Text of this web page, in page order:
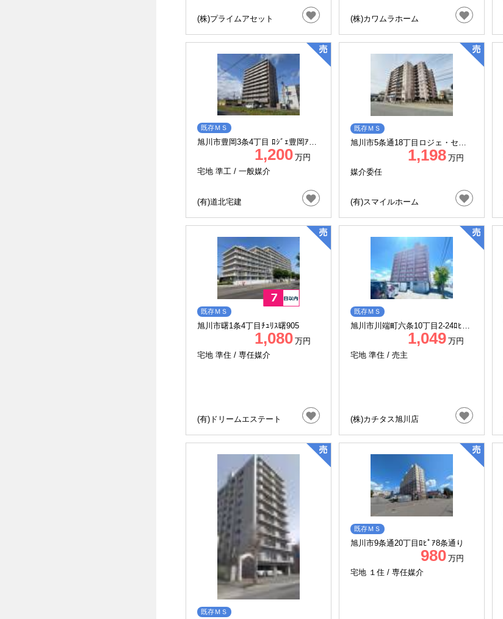
(株)プライムアセット (株)カワムラホーム
既存ＭＳ
旭川市豊岡3条4丁目 ﾛｼﾞｪ豊岡ｱﾍﾞ
1,200 万円
宅地 準工 / 一般媒介
(有)道北宅建
既存ＭＳ
旭川市5条通18丁目ロジェ・セラ5
1,198 万円
媒介委任
(有)スマイルホーム
既存ＭＳ
旭川市曙1条4丁目ﾁｭﾘｽ曙905
1,080 万円
宅地 準住 / 専任媒介
(有)ドリームエステート
既存ＭＳ
旭川市川端町六条10丁目2-24ﾛﾋﾟｱ
1,049 万円
宅地 準住 / 売主
(株)カチタス旭川店
既存ＭＳ
既存ＭＳ
旭川市9条通20丁目ﾛﾋﾟｱ8条通り
980 万円
宅地 １住 / 専任媒介